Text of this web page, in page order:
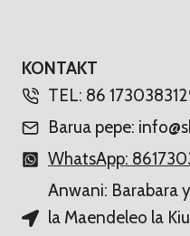
KONTAKT
TEL: 86
Barua pepe:
WhatsApp:
Anwani: Barabara
la Maendeleo la